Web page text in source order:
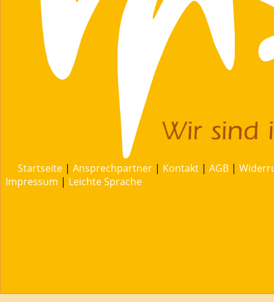
Startseite | Ansprechpartner | Kontakt | AGB |
Impressum | Leichte Sprache